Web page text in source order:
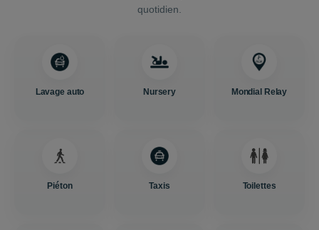
quotidien.
Lavage auto Nursery Mondial Relay
Piéton Taxis Toilettes